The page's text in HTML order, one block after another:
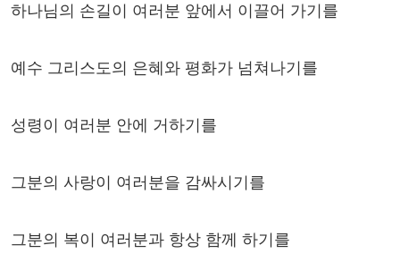
하나님의 손길이 여러분 앞에서 이끌어 가기를
예수 그리스도의 은혜와 평화가 넘쳐나기를
성령이 여러분 안에 거하기를
그분의 사랑이 여러분을 감싸시기를
그분의 복이 여러분과 항상 함께 하기를